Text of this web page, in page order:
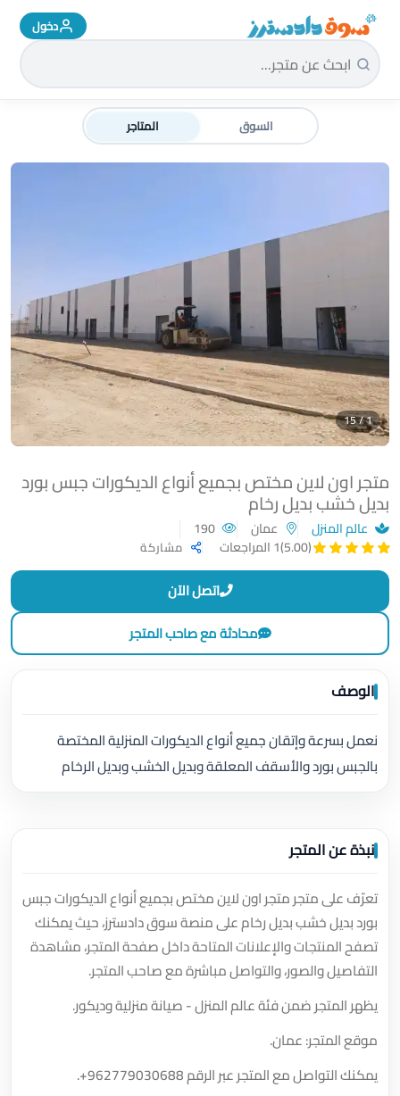
سوق دادسترز الرئيسية دخول
السوق المتاجر
متجر اون لاين مختص بجميع أنواع الديكورات جبس بورد
بديل خشب بديل رخام
عالم المنزل عمان
(5.00)
1 المراجعات مشاركة
1 / 15
اتصل الآن
محادثة مع صاحب المتجر
الوصف
نعمل بسرعة وإتقان جميع أنواع الديكورات المنزلية المختصة
بالجبس بورد والأسقف المعلقة وبديل الخشب وبديل الرخام
نبذة عن المتجر
تعرّف على متجر متجر اون لاين مختص بجميع أنواع الديكورات جبس
بورد بديل خشب بديل رخام على منصة سوق دادسترز، حيث يمكنك
تصفح المنتجات والإعلانات المتاحة داخل صفحة المتجر، مشاهدة
التفاصيل والصور، والتواصل مباشرة مع صاحب المتجر.
يظهر المتجر ضمن فئة عالم المنزل - صيانة منزلية وديكور.
موقع المتجر: عمان.
يمكنك التواصل مع المتجر عبر الرقم+962779030688
.